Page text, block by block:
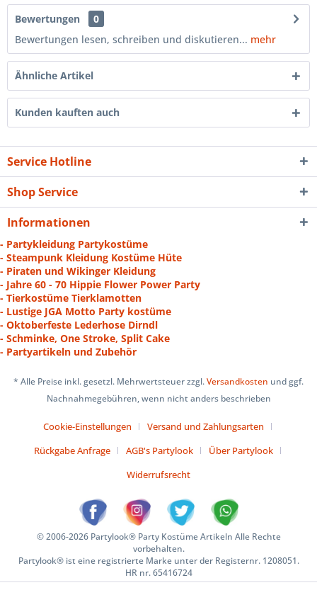
Bewertungen
0
Bewertungen lesen, schreiben und diskutieren... mehr
Ähnliche Artikel
Kunden kauften auch
Service Hotline
Shop Service
Informationen
- Partykleidung Partykostüme
- Steampunk Kleidung Kostüme Hüte
- Piraten und Wikinger Kleidung
- Jahre 60 - 70 Hippie Flower Power Party
- Tierkostüme Tierklamotten
- Lustige JGA Motto Party kostüme
- Oktoberfeste Lederhose Dirndl
- Schminke, One Stroke, Split Cake
- Partyartikeln und Zubehör
* Alle Preise inkl. gesetzl. Mehrwertsteuer zzgl.Versandkosten und ggf.
Nachnahmegebühren, wenn nicht anders beschrieben
Cookie-Einstellungen
Versand und Zahlungsarten
Rückgabe Anfrage
AGB's Partylook
Über Partylook
Widerrufsrecht
© 2006-2026 Partylook® Party Kostüme Artikeln Alle Rechte
vorbehalten.
Partylook® ist eine registrierte Marke unter der Registernr. 1208051.
HR nr. 65416724